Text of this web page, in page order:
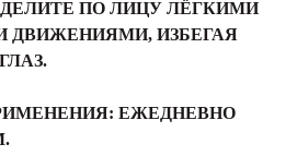
ПО ЛИЦУ ЛЁГКИМИ
ИЗБЕГАЯ
ЕЖЕДНЕВНО